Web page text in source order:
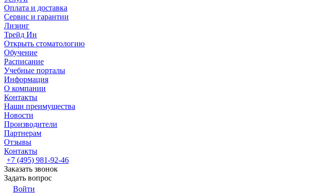
Оплата и доставка
Сервис и гарантии
Лизинг
Трейд Ин
Открыть стоматологию
Обучение
Расписание
Учебные порталы
Информация
О компании
Контакты
Наши преимущества
Новости
Производители
Партнерам
Отзывы
Контакты
+7 (495) 981-92-46
Заказать звонок
Задать вопрос
Войти